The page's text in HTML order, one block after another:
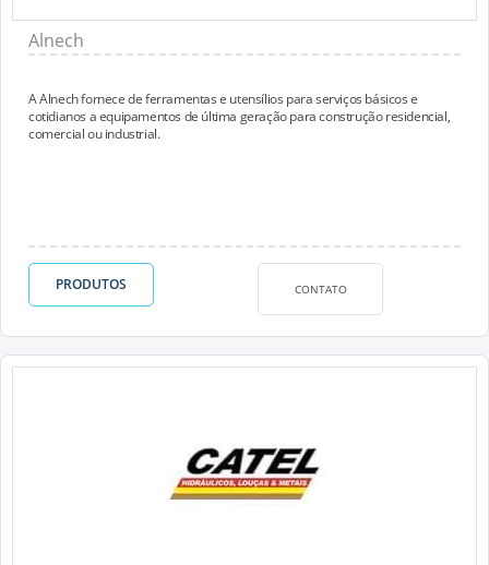
Alnech
A Alnech fornece de ferramentas e utensílios para serviços básicos e
cotidianos a equipamentos de última geração para construção residencial,
comercial ou industrial.
PRODUTOS CONTATO